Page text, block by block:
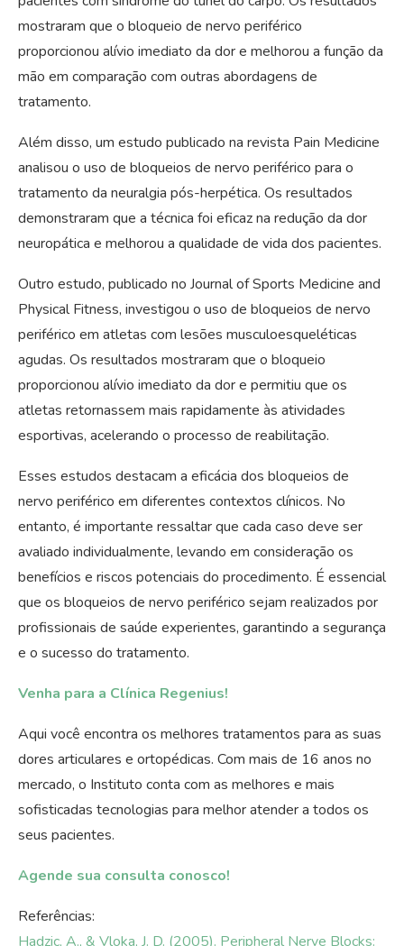
mostraram que o bloqueio de nervo periférico
proporcionou alívio imediato da dor e melhorou a função da
mão em comparação com outras abordagens de
tratamento.
Além disso, um estudo publicado na revista Pain Medicine
analisou o uso de bloqueios de nervo periférico para o
tratamento da neuralgia pós-herpética. Os resultados
demonstraram que a técnica foi eficaz na redução da dor
neuropática e melhorou a qualidade de vida dos pacientes.
Outro estudo, publicado no Journal of Sports Medicine and
Physical Fitness, investigou o uso de bloqueios de nervo
periférico em atletas com lesões musculoesqueléticas
agudas. Os resultados mostraram que o bloqueio
proporcionou alívio imediato da dor e permitiu que os
atletas retornassem mais rapidamente às atividades
esportivas, acelerando o processo de reabilitação.
Esses estudos destacam a eficácia dos bloqueios de
nervo periférico em diferentes contextos clínicos. No
entanto, é importante ressaltar que cada caso deve ser
avaliado individualmente, levando em consideração os
benefícios e riscos potenciais do procedimento. É essencial
que os bloqueios de nervo periférico sejam realizados por
profissionais de saúde experientes, garantindo a segurança
e o sucesso do tratamento.
Venha para a Clínica Regenius!
Aqui você encontra os melhores tratamentos para as suas
dores articulares e ortopédicas. Com mais de 16 anos no
mercado, o Instituto conta com as melhores e mais
sofisticadas tecnologias para melhor atender a todos os
seus pacientes.
Agende sua consulta conosco!
Referências:
Hadzic, A., & Vloka, J. D. (2005). Peripheral Nerve Blocks: